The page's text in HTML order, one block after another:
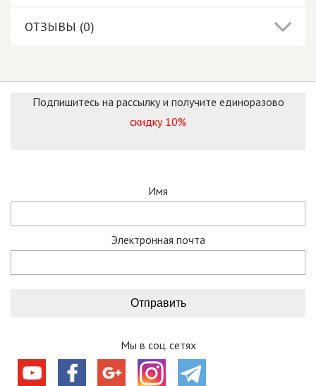
ОТЗЫВЫ (0)
Подпишитесь на рассылку и получите единоразово
скидку 10%
Имя
Электронная почта
Мы в соц. сетях